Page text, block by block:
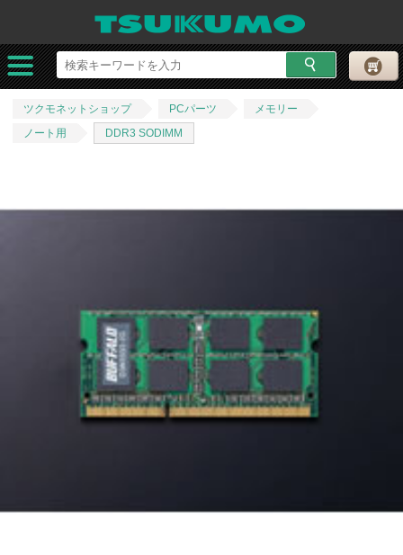
ツクモネットショップ PCパーツ
メモリー
ノート用
DDR3 SODIMM